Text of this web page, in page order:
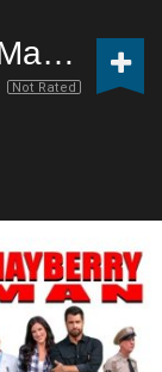
Mayberry Man (2021)
Not Rated